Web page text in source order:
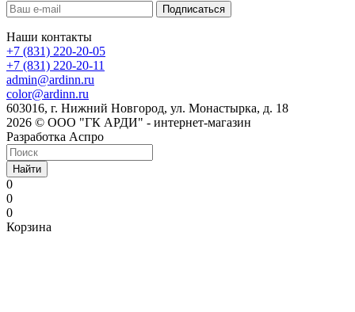
Наши контакты
+7 (831) 220-20-05
+7 (831) 220-20-11
admin@ardinn.ru
color@ardinn.ru
603016, г. Нижний Новгород, ул. Монастырка, д. 18
2026 © ООО "ГК АРДИ" - интернет-магазин
Разработка Аспро
Найти
0
0
0
Корзина